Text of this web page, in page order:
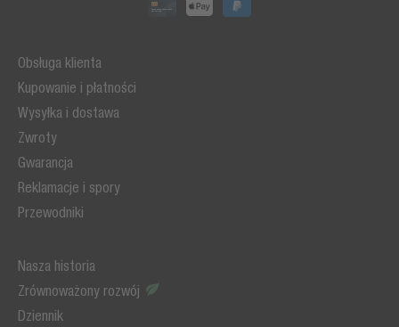
Obsługa klienta
Kupowanie i płatności
Wysyłka i dostawa
Zwroty
Gwarancja
Reklamacje i spory
Przewodniki
Nasza historia
Zrównoważony rozwój
Dziennik